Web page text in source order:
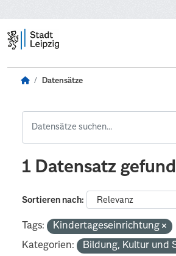
Datensätze
1 Datensatz
Sortieren nach
Tags: Kindertageseinrichtung
Kategorien:
Bildung, Kultur und